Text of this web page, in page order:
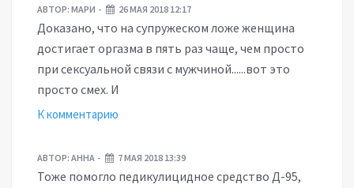
АВТОР: МАРИ 26 МАЯ 2018 12:17
Доказано, что на супружеском ложе женщина
достигает оргазма в пять раз чаще, чем просто
при сексуальной связи с мужчиной......вот это
просто смех. И
К комментарию
АВТОР: АННА 7 МАЯ 2018 13:39
Тоже помогло педикулицидное средство Д-95,